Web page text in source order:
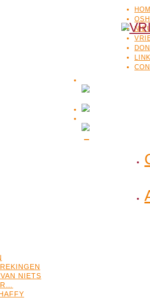
NIETS